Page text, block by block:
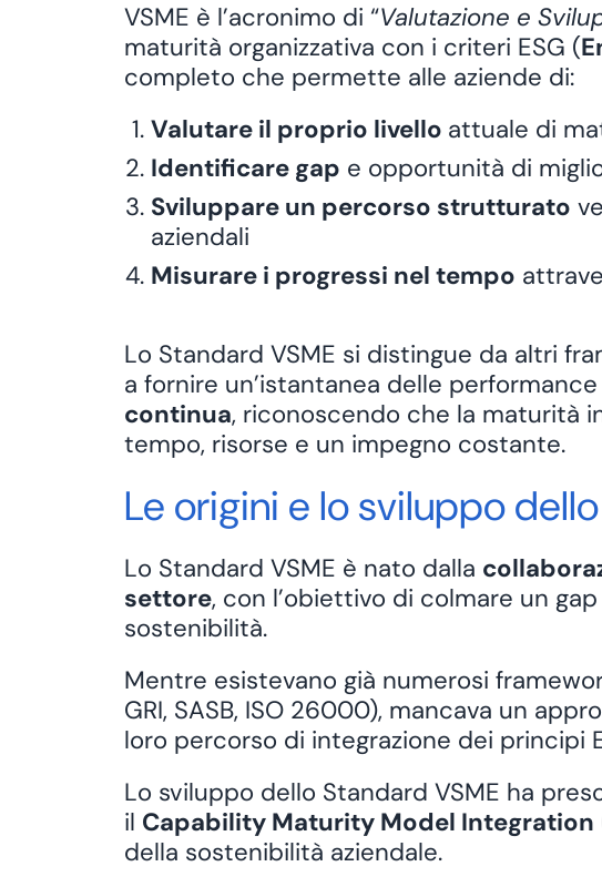
VSME è l’acronimo di “Valutazione e
maturità organizzativa con i criteri ESG (
completo che permette alle aziende di:
Valutare il proprio livello attuale di
Identificare gap e opportunità di
Sviluppare un percorso strutturato
aziendali
Misurare i progressi nel tempo
Lo Standard VSME si distingue da altri
a fornire un’istantanea delle
continua, riconoscendo che la maturità
tempo, risorse e un impegno costante.
Le origini e lo sviluppo
Lo Standard VSME è nato dalla
settore, con l’obiettivo di colmare un
sostenibilità.
Mentre esistevano già numerosi
GRI, SASB, ISO 26000), mancava un
loro percorso di integrazione dei principi
Lo sviluppo dello Standard VSME ha
il Capability Maturity Model Integration
della sostenibilità aziendale.